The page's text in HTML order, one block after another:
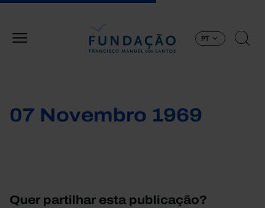
PT
07 Novembro 1969
Quer partilhar esta publicação?